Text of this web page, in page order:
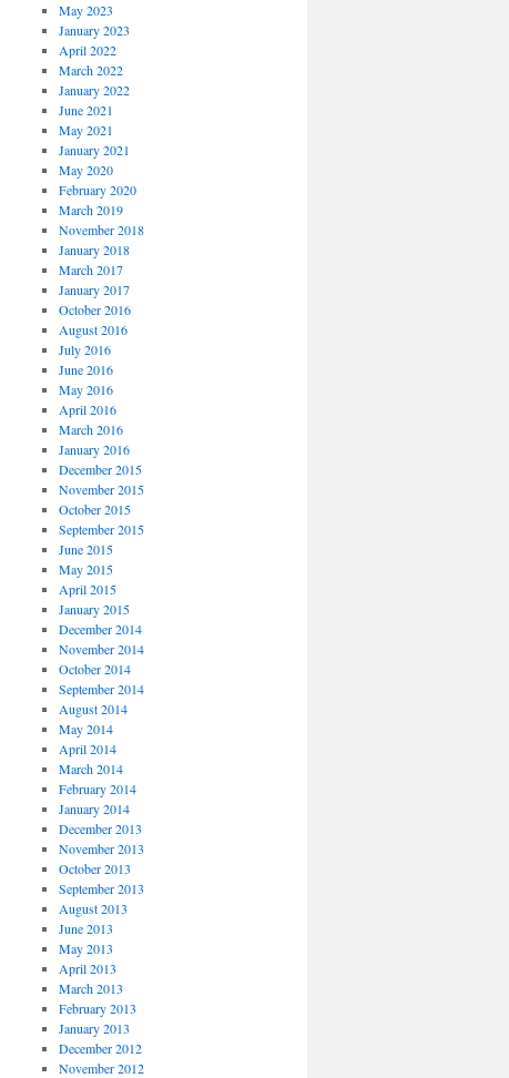
May 2023
January 2023
April 2022
March 2022
January 2022
June 2021
May 2021
January 2021
May 2020
February 2020
March 2019
November 2018
January 2018
March 2017
January 2017
October 2016
August 2016
July 2016
June 2016
May 2016
April 2016
March 2016
January 2016
December 2015
November 2015
October 2015
September 2015
June 2015
May 2015
April 2015
January 2015
December 2014
November 2014
October 2014
September 2014
August 2014
May 2014
April 2014
March 2014
February 2014
January 2014
December 2013
November 2013
October 2013
September 2013
August 2013
June 2013
May 2013
April 2013
March 2013
February 2013
January 2013
December 2012
November 2012